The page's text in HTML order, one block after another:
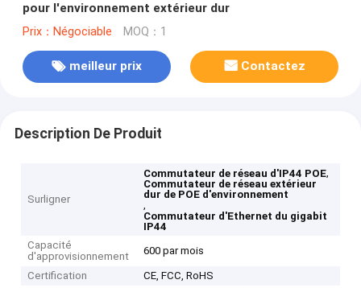
pour l'environnement extérieur dur
Prix：Négociable MOQ：1
meilleur prix Contactez
Description De Produit
Surligner
Commutateur de réseau d'IP44 POE,
Commutateur de réseau extérieur
dur de POE d'environnement
,
Commutateur d'Ethernet du gigabit
IP44
Capacité
d'approvisionnement
600 par mois
Certification
CE, FCC, RoHS